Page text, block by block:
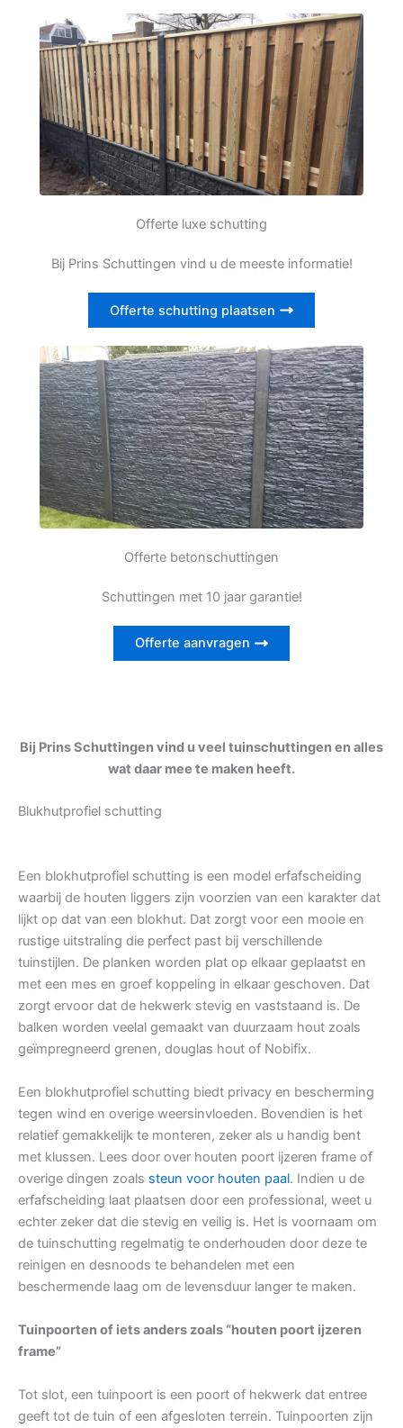
Offerte luxe schutting
Bij Prins Schuttingen vind u de meeste informatie!
Offerte schutting plaatsen
Offerte betonschuttingen
Schuttingen met 10 jaar garantie!
Offerte aanvragen
Bij Prins Schuttingen vind u veel tuinschuttingen en alles
wat daar mee te maken heeft.
Blukhutprofiel schutting
Een blokhutprofiel schutting is een model erfafscheiding
waarbij de houten liggers zijn voorzien van een karakter dat
lijkt op dat van een blokhut. Dat zorgt voor een mooie en
rustige uitstraling die perfect past bij verschillende
tuinstijlen. De planken worden plat op elkaar geplaatst en
met een mes en groef koppeling in elkaar geschoven. Dat
zorgt ervoor dat de hekwerk stevig en vaststaand is. De
balken worden veelal gemaakt van duurzaam hout zoals
geïmpregneerd grenen, douglas hout of Nobifix.
Een blokhutprofiel schutting biedt privacy en bescherming
tegen wind en overige weersinvloeden. Bovendien is het
relatief gemakkelijk te monteren, zeker als u handig bent
met klussen. Lees door over houten poort ijzeren frame of
overige dingen zoals steun voor houten paal. Indien u de
erfafscheiding laat plaatsen door een professional, weet u
echter zeker dat die stevig en veilig is. Het is voornaam om
de tuinschutting regelmatig te onderhouden door deze te
reinigen en desnoods te behandelen met een
beschermende laag om de levensduur langer te maken.
Tuinpoorten of iets anders zoals “houten poort ijzeren
frame”
Tot slot, een tuinpoort is een poort of hekwerk dat entree
geeft tot de tuin of een afgesloten terrein. Tuinpoorten zijn